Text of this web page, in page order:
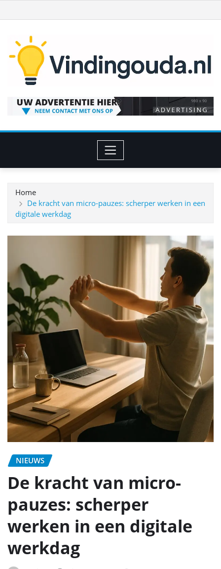
naar
inhoud
Home
De kracht van micro-pauzes: scherper werken in een
digitale werkdag
NIEUWS
De kracht van micro-
pauzes: scherper
werken in een digitale
werkdag